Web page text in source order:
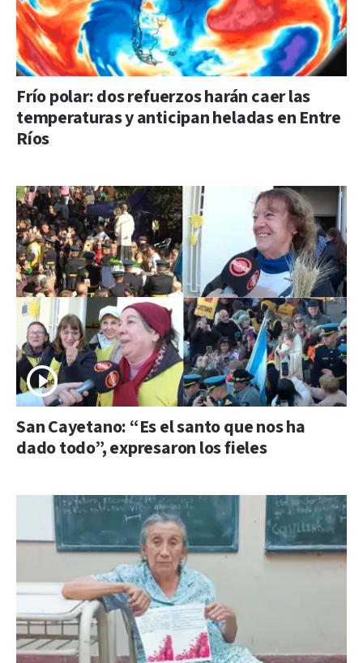
Frío polar: dos refuerzos harán caer las
temperaturas y anticipan heladas en Entre
Ríos
San Cayetano: “Es el santo que nos ha
dado todo”, expresaron los fieles